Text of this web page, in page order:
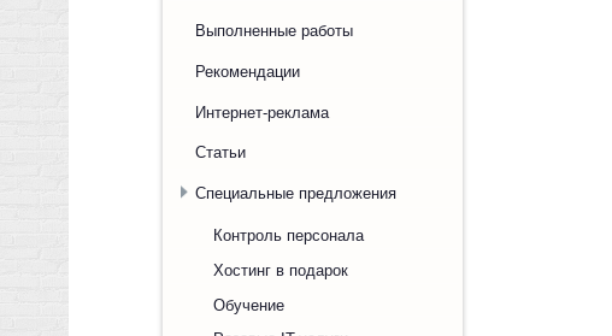
Выполненные работы
Рекомендации
Интернет-реклама
Статьи
Специальные предложения
Контроль персонала
Хостинг в подарок
Обучение